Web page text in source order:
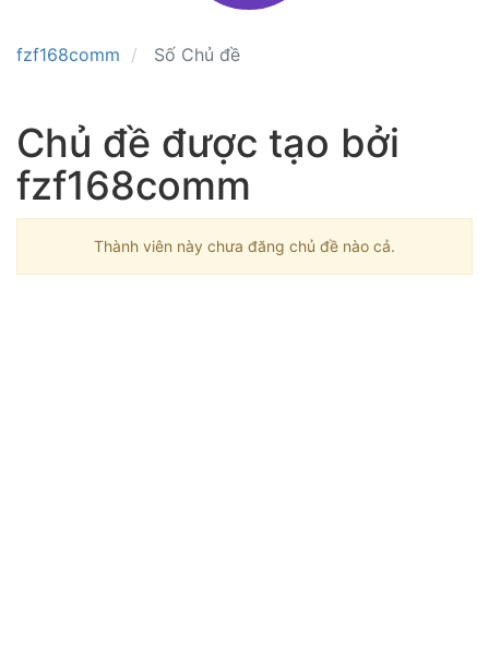
fzf168comm Số Chủ đề
Chủ đề được tạo bởi
fzf168comm
Thành viên này chưa đăng chủ đề nào cả.